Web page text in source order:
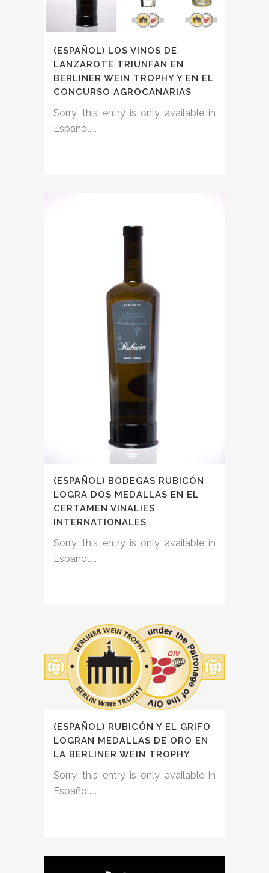
(ESPAÑOL) LOS VINOS DE
LANZAROTE TRIUNFAN EN
BERLINER WEIN TROPHY Y EN EL
CONCURSO AGROCANARIAS
Sorry, this entry is only available in
Español....
(ESPAÑOL) BODEGAS RUBICÓN
LOGRA DOS MEDALLAS EN EL
CERTAMEN VINALIES
INTERNATIONALES
Sorry, this entry is only available in
Español....
(ESPAÑOL) RUBICÓN Y EL GRIFO
LOGRAN MEDALLAS DE ORO EN
LA BERLINER WEIN TROPHY
Sorry, this entry is only available in
Español....